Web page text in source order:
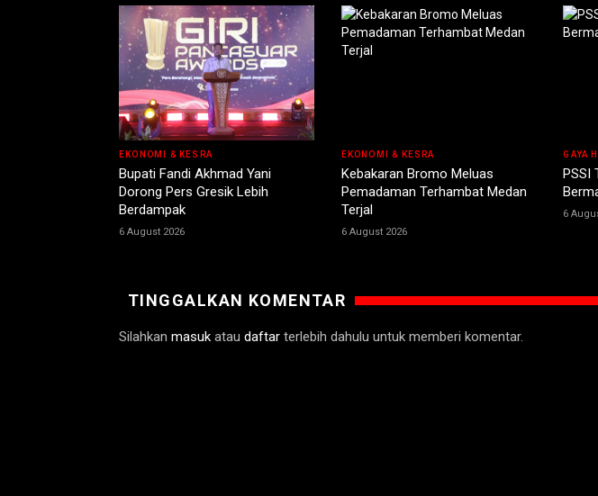
EKONOMI & KESRA
Bupati Fandi Akhmad Yani
Dorong Pers Gresik Lebih
Berdampak
6 August 2026
EKONOMI & KESRA
Kebakaran Bromo Meluas
Pemadaman Terhambat Medan
Terjal
6 August 2026
GAYA
PSSI
6
TINGGALKAN KOMENTAR
Silahkan masuk atau daftar terlebih dahulu untuk memberi komentar.